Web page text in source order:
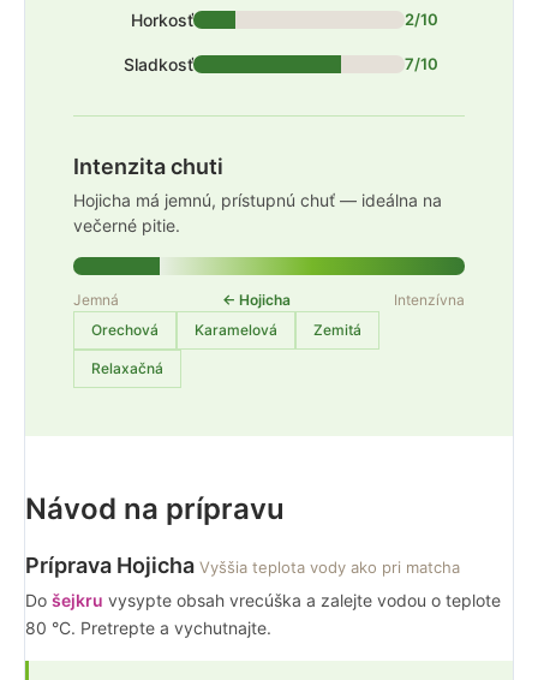
Horkosť 2/10
Sladkosť 7/10
Intenzita chuti
Hojicha má jemnú, prístupnú chuť — ideálna na
večerné pitie.
Jemná ← Hojicha
Intenzívna
Orechová
Karamelová Zemitá
Relaxačná
Návod na prípravu
Príprava Hojicha Vyššia teplota vody ako pri matcha
Do šejkru vysypte obsah vrecúška a zalejte vodou o teplote
80 °C. Pretrepte a vychutnajte.